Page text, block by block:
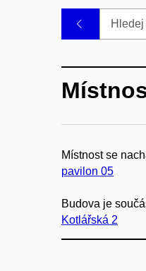
Místnost se
pavilon 05
Budova je
Kotlářská 2